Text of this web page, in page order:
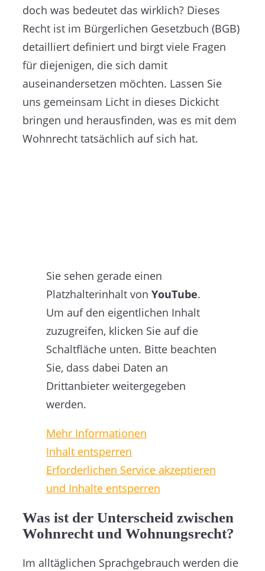
doch was bedeutet das wirklich? Dieses
Recht ist im Bürgerlichen Gesetzbuch (BGB)
detailliert definiert und birgt viele Fragen
für diejenigen, die sich damit
auseinandersetzen möchten. Lassen Sie
uns gemeinsam Licht in dieses Dickicht
bringen und herausfinden, was es mit dem
Wohnrecht tatsächlich auf sich hat.
Sie sehen gerade einen
Platzhalterinhalt von YouTube.
Um auf den eigentlichen Inhalt
zuzugreifen, klicken Sie auf die
Schaltfläche unten. Bitte beachten
Sie, dass dabei Daten an
Drittanbieter weitergegeben
werden.
Mehr Informationen
Inhalt entsperren
Erforderlichen Service akzeptieren
und Inhalte entsperren
Was ist der Unterscheid zwischen
Wohnrecht und Wohnungsrecht?
Im alltäglichen Sprachgebrauch werden die